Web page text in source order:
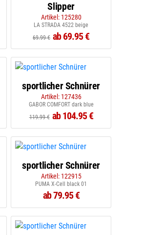
Slipper
Artikel: 125280
LA STRADA 4522 beige
69.99 € ab 69.95 €
sportlicher Schnürer
Artikel: 127436
GABOR COMFORT dark blue
119.99 € ab 104.95 €
sportlicher Schnürer
Artikel: 122915
PUMA X-Cell black 01
ab 79.95 €